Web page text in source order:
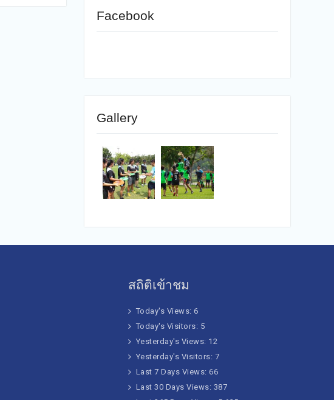
Facebook
Gallery
สถิติเข้าชม
Today's Views: 6
Today's Visitors: 5
Yesterday's Views: 12
Yesterday's Visitors: 7
Last 7 Days Views: 66
Last 30 Days Views: 387